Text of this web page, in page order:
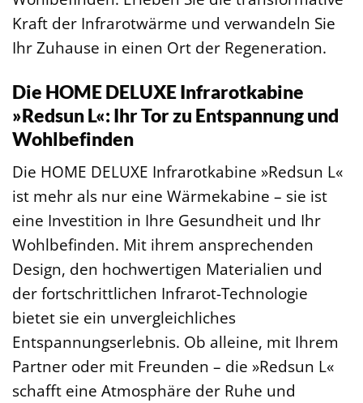
Kraft der Infrarotwärme und verwandeln Sie
Ihr Zuhause in einen Ort der Regeneration.
Die HOME DELUXE Infrarotkabine
»Redsun L«: Ihr Tor zu Entspannung und
Wohlbefinden
Die HOME DELUXE Infrarotkabine »Redsun L«
ist mehr als nur eine Wärmekabine – sie ist
eine Investition in Ihre Gesundheit und Ihr
Wohlbefinden. Mit ihrem ansprechenden
Design, den hochwertigen Materialien und
der fortschrittlichen Infrarot-Technologie
bietet sie ein unvergleichliches
Entspannungserlebnis. Ob alleine, mit Ihrem
Partner oder mit Freunden – die »Redsun L«
schafft eine Atmosphäre der Ruhe und